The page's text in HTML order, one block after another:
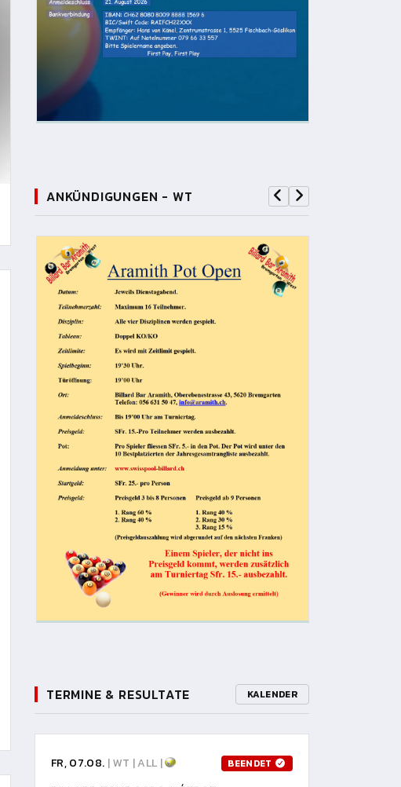
ANKÜNDIGUNGEN - WT
TERMINE & RESULTATE KALENDER
FR, 07.08. | WT | ALL | BEENDET